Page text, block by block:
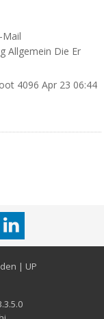
Mail
Allgemein Die Er
4096 Apr 23 06:44
| UP